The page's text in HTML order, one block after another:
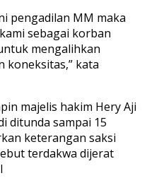
pengadilan MM maka
sebagai korban
mengalihkan
koneksitas,” kata
majelis hakim Hery Aji
ditunda sampai 15
keterangan saksi
terdakwa dijerat